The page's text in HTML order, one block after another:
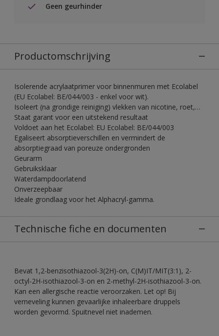
Geen geurhinder
Productomschrijving
Isolerende acrylaatprimer voor binnenmuren met Ecolabel
(EU Ecolabel: BE/044/003 - enkel voor wit).
Isoleert (na grondige reiniging) vlekken van nicotine, roet,…
Staat garant voor een uitstekend resultaat
Voldoet aan het Ecolabel: EU Ecolabel: BE/044/003
Egaliseert absorptieverschillen en vermindert de
absorptiegraad van poreuze ondergronden
Geurarm
Gebruiksklaar
Waterdampdoorlatend
Onverzeepbaar
Ideale grondlaag voor het Alphacryl-gamma.
Technische fiche en documenten
Bevat 1,2-benzisothiazool-3(2H)-on, C(M)IT/MIT(3:1), 2-
octyl-2H-isothiazool-3-on en 2-methyl-2H-isothiazool-3-on.
Kan een allergische reactie veroorzaken. Let op! Bij
verneveling kunnen gevaarlijke inhaleerbare druppels
worden gevormd. Spuitnevel niet inademen.